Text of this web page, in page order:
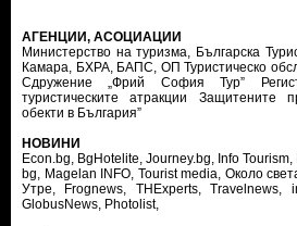
АГЕНЦИИ, АСОЦИАЦИИ
Министерство на туризма, Българска
Камара, БХРА, БАПС, ОП Туристическо
Сдружение „Фрий София Тур”
туристическите атракции
Защитените
обекти в България”
НОВИНИ
Econ.bg, BgHotelite, Journey.bg, Info Tourism,
bg, Magelan INFO, Tourist media, Около
Утре, Frognews, THExperts,Travelnews,
GlobusNews, Photolist,